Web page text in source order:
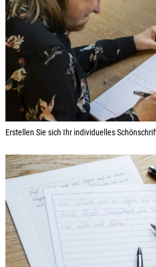
Erstellen Sie sich Ihr individuelles